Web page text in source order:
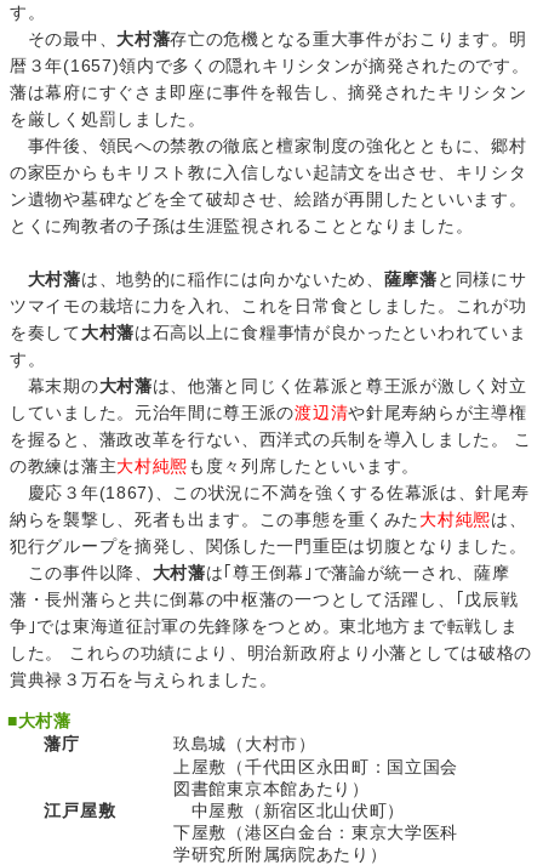
す。
その最中、 大村藩存亡の危機となる重大事件がおこります。明
暦３年(1657)領内で多くの隠れキリシタンが摘発されたのです。
藩は幕府にすぐさま即座に事件を報告し、摘発されたキリシタン
を厳しく処罰しました。
事件後、領民への禁教の徹底と檀家制度の強化とともに、郷村
の家臣からもキリスト教に入信しない起請文を出させ、キリシタ
ン遺物や墓碑などを全て破却させ、絵踏が再開したといいます。
とくに殉教者の子孫は生涯監視されることとなりました。
大村藩は、地勢的に稲作には向かないため、 薩摩藩と同様にサ
ツマイモの栽培に力を入れ、これを日常食としました。これが功
を奏して大村藩は石高以上に食糧事情が良かったといわれていま
す。
幕末期の大村藩は、他藩と同じく佐幕派と尊王派が激しく対立
していました。元治年間に尊王派の渡辺清や針尾寿納らが主導権
を握ると、藩政改革を行ない、西洋式の兵制を導入しました。 こ
の教練は藩主大村純熈も度々列席したといいます。
慶応３年(1867)、この状況に不満を強くする佐幕派は、針尾寿
納らを襲撃し、死者も出ます。この事態を重くみた 大村純熈は、
犯行グループを摘発し、関係した一門重臣は切腹となりました。
この事件以降、 大村藩は｢尊王倒幕｣で藩論が統一され、薩摩
藩・長州藩らと共に倒幕の中枢藩の一つとして活躍し、｢戊辰戦
争｣では東海道征討軍の先鋒隊をつとめ。東北地方まで転戦しま
した。 これらの功績により、明治新政府より小藩としては破格の
賞典禄３万石を与えられました。
■大村藩
藩庁
玖島城（大村市）
江戸屋敷
上屋敷（千代田区永田町：国立国会
図書館東京本館あたり）
中屋敷（新宿区北山伏町）
下屋敷（港区白金台：東京大学医科
学研究所附属病院あたり）